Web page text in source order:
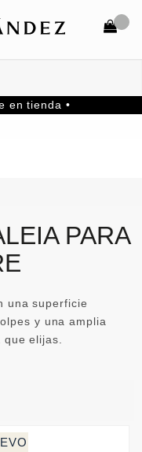
en tienda •
PARA
una superficie
y una amplia
elijas.